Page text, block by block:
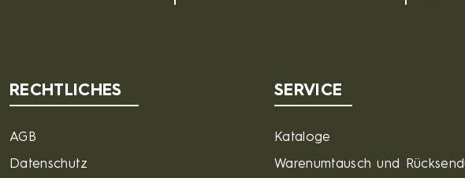
RECHTLICHES
AGB
Datenschutz
SERVICE
Kataloge
Warenumtausch und